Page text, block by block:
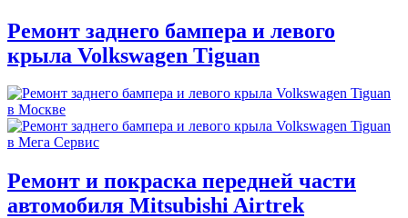
Ремонт заднего бампера и левого
крыла Volkswagen Tiguan
Ремонт и покраска передней части
автомобиля Mitsubishi Airtrek